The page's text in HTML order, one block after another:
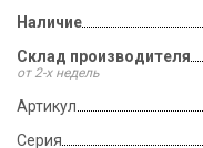
Наличие
Склад производителя
от 2-х недель
Артикул
Серия